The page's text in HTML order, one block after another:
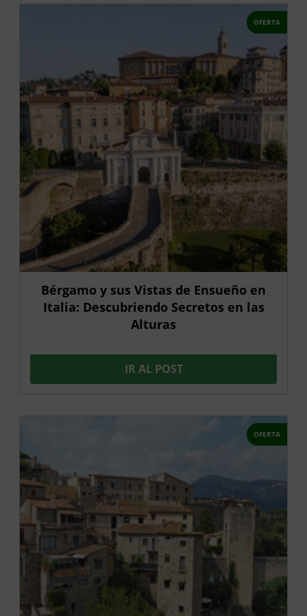
OFERTA
Bérgamo y sus Vistas de Ensueño en
Italia: Descubriendo Secretos en las
Alturas
IR AL POST
OFERTA